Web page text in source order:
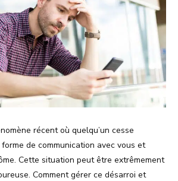
récent où quelqu’un cesse
de communication avec vous et
Cette situation peut être extrêmement
Comment gérer ce désarroi et